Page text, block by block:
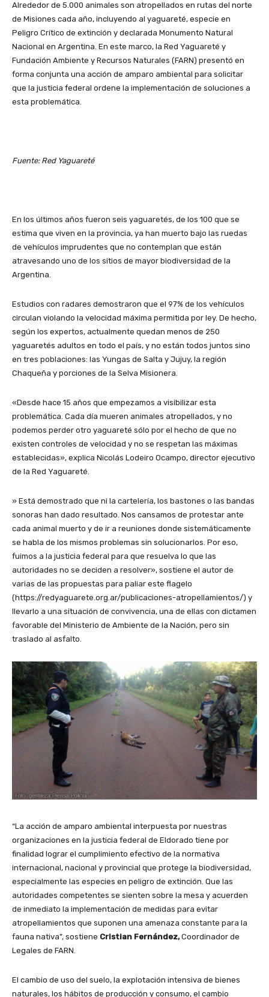
Alrededor de 5.000 animales son atropellados en rutas del norte
de Misiones cada año, incluyendo al yaguareté, especie en
Peligro Crítico de extinción y declarada Monumento Natural
Nacional en Argentina. En este marco, la Red Yaguareté y
Fundación Ambiente y Recursos Naturales (FARN) presentó en
forma conjunta una acción de amparo ambiental para solicitar
que la justicia federal ordene la implementación de soluciones a
esta problemática.
Fuente: Red Yaguareté
En los últimos años fueron seis yaguaretés, de los 100 que se
estima que viven en la provincia, ya han muerto bajo las ruedas
de vehículos imprudentes que no contemplan que están
atravesando uno de los sitios de mayor biodiversidad de la
Argentina.
Estudios con radares demostraron que el 97% de los vehículos
circulan violando la velocidad máxima permitida por ley. De hecho,
según los expertos, actualmente quedan menos de 250
yaguaretés adultos en todo el país, y no están todos juntos sino
en tres poblaciones: las Yungas de Salta y Jujuy, la región
Chaqueña y porciones de la Selva Misionera.
«Desde hace 15 años que empezamos a visibilizar esta
problemática. Cada día mueren animales atropellados, y no
podemos perder otro yaguareté sólo por el hecho de que no
existen controles de velocidad y no se respetan las máximas
establecidas», explica Nicolás Lodeiro Ocampo, director ejecutivo
de la Red Yaguareté.
» Está demostrado que ni la cartelería, los bastones o las bandas
sonoras han dado resultado. Nos cansamos de protestar ante
cada animal muerto y de ir a reuniones donde sistemáticamente
se habla de los mismos problemas sin solucionarlos. Por eso,
fuimos a la justicia federal para que resuelva lo que las
autoridades no se deciden a resolver», sostiene el autor de
varias de las propuestas para paliar este flagelo
(https://redyaguarete.org.ar/publicaciones-atropellamientos/) y
llevarlo a una situación de convivencia, una de ellas con dictamen
favorable del Ministerio de Ambiente de la Nación, pero sin
traslado al asfalto.
“La acción de amparo ambiental interpuesta por nuestras
organizaciones en la justicia federal de Eldorado tiene por
finalidad lograr el cumplimiento efectivo de la normativa
internacional, nacional y provincial que protege la biodiversidad,
especialmente las especies en peligro de extinción. Que las
autoridades competentes se sienten sobre la mesa y acuerden
de inmediato la implementación de medidas para evitar
atropellamientos que suponen una amenaza constante para la
fauna nativa”, sostiene Cristian Fernández,Coordinador de
Legales de FARN.
El cambio de uso del suelo, la explotación intensiva de bienes
naturales, los hábitos de producción y consumo, el cambio